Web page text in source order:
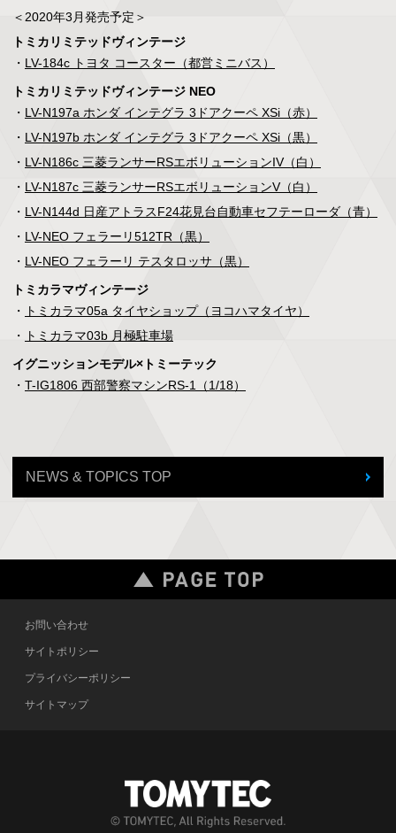
＜2020年3月発売予定＞
トミカリミテッドヴィンテージ
・ LV-184c トヨタ コースター（都営ミニバス）
トミカリミテッドヴィンテージ NEO
・ LV-N197a ホンダ インテグラ 3ドアクーペ XSi（赤）
・ LV-N197b ホンダ インテグラ 3ドアクーペ XSi（黒）
・ LV-N186c 三菱ランサーRSエボリューションIV（白）
・ LV-N187c 三菱ランサーRSエボリューションV（白）
・ LV-N144d 日産アトラスF24花見台自動車セフテーローダ（青）
・ LV-NEO フェラーリ512TR（黒）
・ LV-NEO フェラーリ テスタロッサ（黒）
トミカラマヴィンテージ
・
トミカラマ05a タイヤショップ（ヨコハマタイヤ）
・
トミカラマ03b 月極駐車場
イグニッションモデル×トミーテック
・ T-IG1806 西部警察マシンRS-1（1/18）
NEWS & TOPICS TOP
お問い合わせ
サイトポリシー
プライバシーポリシー
サイトマップ